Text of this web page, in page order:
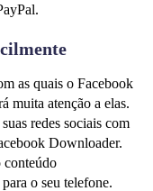
as quais o Facebook
muita atenção a elas.
redes sociais com
Downloader.
conteúdo
o seu telefone.